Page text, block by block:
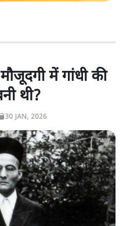
में गांधी की
थी?
30 JAN, 2026